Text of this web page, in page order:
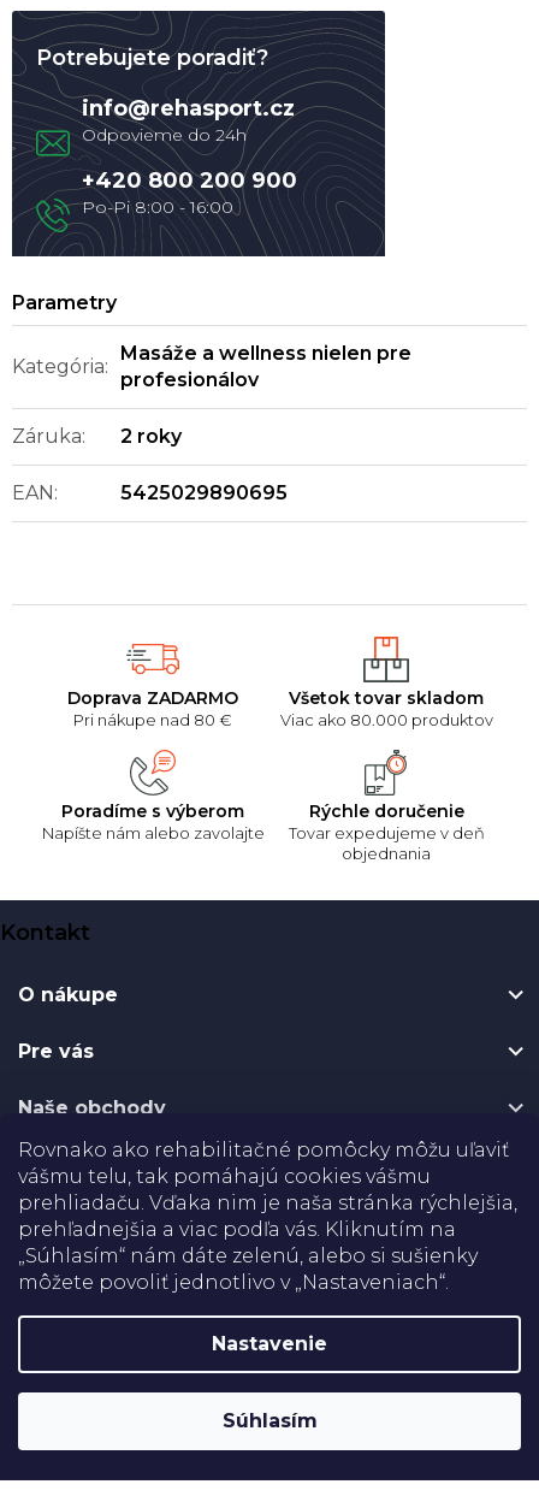
Rovnako ako rehabilitačné pomôcky môžu uľaviť
vášmu telu, tak pomáhajú cookies vášmu
prehliadaču. Vďaka nim je naša stránka rýchlejšia,
prehľadnejšia a viac podľa vás. Kliknutím na
„Súhlasím“ nám dáte zelenú, alebo si sušienky
môžete povoliť jednotlivo v „Nastaveniach“.
Nastavenie
Súhlasím
Doprava ZADARMO
Pri nákupe nad 80 €
Všetok tovar skladom
Viac ako 80.000 produktov
Poradíme s výberom
Napíšte nám alebo zavolajte
Rýchle doručenie
Tovar expedujeme v deň
objednania
Potrebujete poradiť?
info@rehasport.cz
+420 800 200 900
Kategória:
Masáže a wellness nielen pre
profesionálov
Záruka: 2 roky
EAN: 5425029890695
á
Kontakt
O nákupe
Pre vás
Naše obchody
Certifikáty
Doprava
Platba
Rehabilitačné pomôcky
Upraviť nastavenie cookies